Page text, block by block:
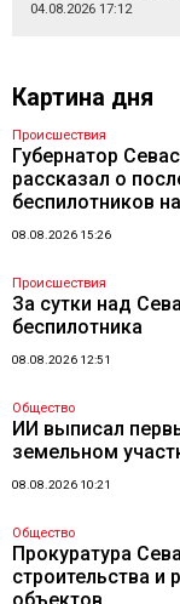
04.08.2026 17:12
Картина дня
Происшествия
Губернатор
рассказал о
беспилотников
08.08.2026 15:26
Происшествия
За сутки над
беспилотника
08.08.2026 12:51
Общество
ИИ выписал
земельном
08.08.2026 10:21
Общество
Прокуратура
строительства и